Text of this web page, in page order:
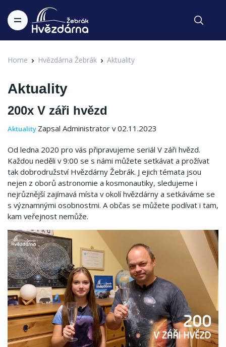
Home Hvězdárna Žebrák Aktuality
Aktuality
200x V záři hvězd
Aktuality Zapsal Administrator v 02.11.2023
Od ledna 2020 pro vás připravujeme seriál V záři hvězd.
Každou neděli v 9:00 se s námi můžete setkávat a prožívat
tak dobrodružství Hvězdárny Žebrák. J ejich témata jsou
nejen z oborů astronomie a kosmonautiky, sledujeme i
nejrůznější zajímavá místa v okolí hvězdárny a setkáváme se
s významnými osobnostmi. A občas se můžete podívat i tam,
kam veřejnost nemůže.